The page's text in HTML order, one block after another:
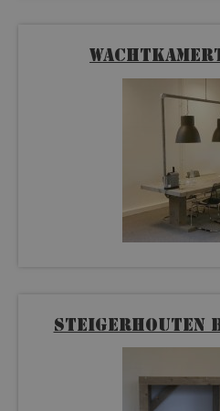
Steigerhouten